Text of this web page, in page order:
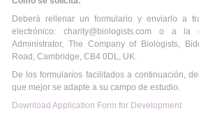
Deberá rellenar un formulario y enviarlo a
electrónico: charity@biologists.com o a la
Administrator, The Company of Biologists,
Road, Cambridge, CB4 0DL, UK.
De los formularios facilitados a continuación,
que mejor se adapte a su campo de estudio.
Download Application Form for Development